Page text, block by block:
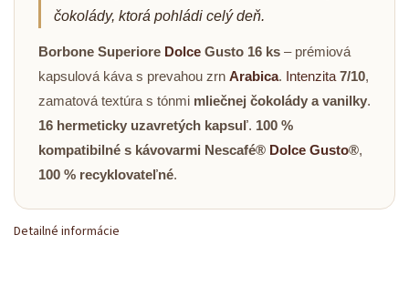
čokolády, ktorá pohládi celý deň.
Borbone Superiore Dolce Gusto 16 ks – prémiová
kapsulová káva s prevahou zrn Arabica. Intenzita 7/10,
zamatová textúra s tónmi mliečnej čokolády a vanilky.
16 hermeticky uzavretých kapsuľ. 100 %
kompatibilné s kávovarmi Nescafé® Dolce Gusto®,
100 % recyklovateľné.
Detailné informácie